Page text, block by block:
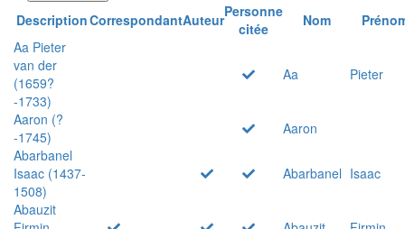
DescriptionCorrespondantAuteurPersonne
citée
Nom
Aa Pieter
van der
(1659?
-1733)
Aa Pieter
Aaron (?
-1745)
Aaron
Abarbanel
Isaac (1437-
1508)
Abarbanel Isaac
Abauzit